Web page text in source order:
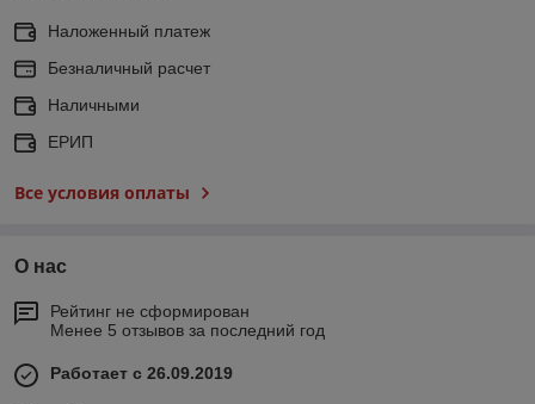
Наложенный платеж
Безналичный расчет
Наличными
ЕРИП
Все условия оплаты
О нас
Рейтинг не сформирован
Менее 5 отзывов за последний год
Работает с 26.09.2019